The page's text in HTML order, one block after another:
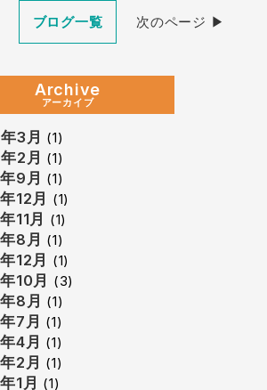
ブログ一覧 次のページ ▶︎
Archive
アーカイブ
3月 (1)
2月 (1)
9月 (1)
12月 (1)
11月 (1)
8月 (1)
12月 (1)
10月 (3)
8月 (1)
7月 (1)
4月 (1)
2月 (1)
1月 (1)